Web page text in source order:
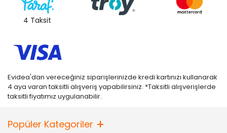
4 Taksit
Evidea'dan vereceğiniz siparişlerinizde kredi kartınızı kullanarak
4 aya varan taksitli alışveriş yapabilirsiniz. *Taksitli alışverişlerde
taksitli fiyatımız uygulanabilir.
Popüler Kategoriler